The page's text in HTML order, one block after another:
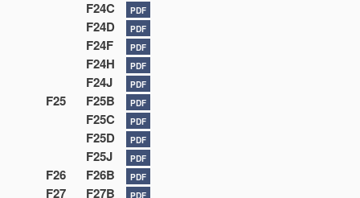
F24C PDF
F24D PDF
F24F PDF
F24H PDF
F24J PDF
F25 F25B PDF
F25C PDF
F25D PDF
F25J PDF
F26 F26B PDF
F27 F27B PDF